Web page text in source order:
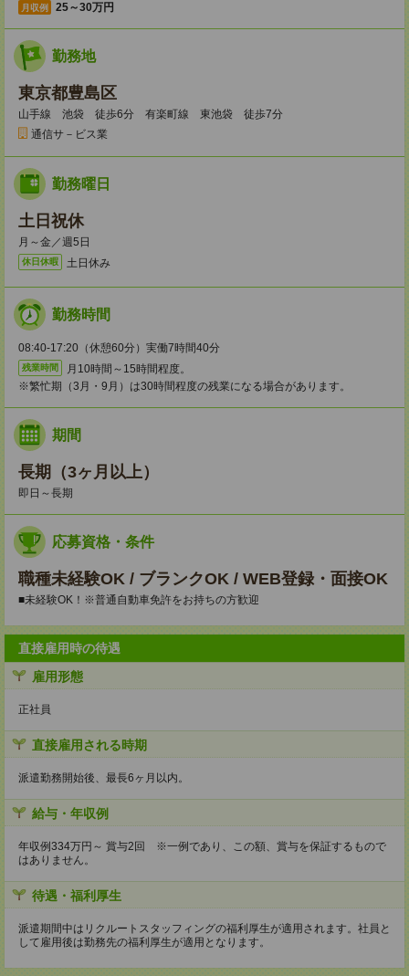
月収例 25～30万円
勤務地
東京都豊島区
山手線 池袋 徒歩6分 有楽町線 東池袋 徒歩7分
通信サ－ビス業
勤務曜日
土日祝休
月～金／週5日
休日休暇 土日休み
勤務時間
08:40-17:20（休憩60分）実働7時間40分
残業時間
月10時間～15時間程度。
※繁忙期（3月・9月）は30時間程度の残業になる場合があります。
期間
長期（3ヶ月以上）
即日～長期
応募資格・条件
職種未経験OK / ブランクOK / WEB登録・面接OK
■未経験OK！※普通自動車免許をお持ちの方歓迎
直接雇用時の待遇
雇用形態
正社員
直接雇用される時期
派遣勤務開始後、最長6ヶ月以内。
給与・年収例
年収例334万円～ 賞与2回 ※一例であり、この額、賞与を保証するもので
はありません。
待遇・福利厚生
派遣期間中はリクルートスタッフィングの福利厚生が適用されます。社員と
して雇用後は勤務先の福利厚生が適用となります。